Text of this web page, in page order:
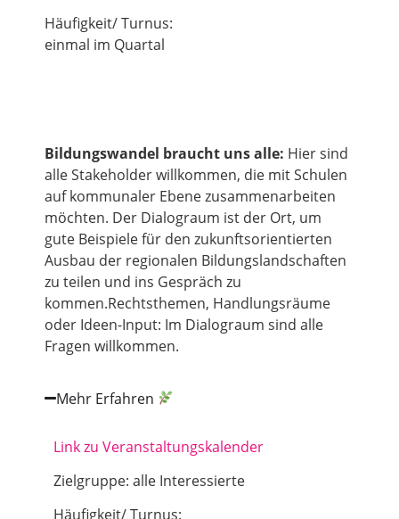
Häufigkeit/ Turnus:
einmal im Quartal
Bildungswandel braucht uns alle: Hier sind
alle Stakeholder willkommen, die mit Schulen
auf kommunaler Ebene zusammenarbeiten
möchten. Der Dialograum ist der Ort, um
gute Beispiele für den zukunftsorientierten
Ausbau der regionalen Bildungslandschaften
zu teilen und ins Gespräch zu
kommen.Rechtsthemen, Handlungsräume
oder Ideen-Input: Im Dialograum sind alle
Fragen willkommen.
Mehr Erfahren
Link zu Veranstaltungskalender
Zielgruppe: alle Interessierte
Häufigkeit/ Turnus: